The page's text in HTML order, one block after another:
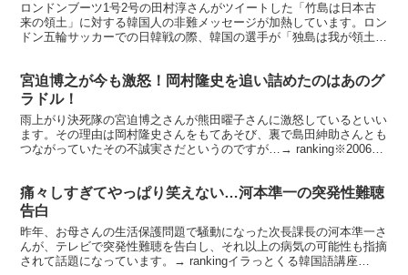
ロンドンブーツ1号2号の田村淳さんがツイートした「竹島は日本古
来の領土」に対する韓国人の非難メッセージが加熱しています。ロン
ドン五輪サッカーでの日韓戦の際、韓国の選手が「独島は我が領土」
宮迫博之が今も激怒！岡村隆史を追い詰めたのはあのグ
ラドル！
雨上がり決死隊の宮迫博之さんが熊田曜子さんに激怒しているといい
ます。その理由は岡村隆史さんをもてあそび、裏で島田紳助さんとも
つながっていたその不誠実さだというのですが…→ ranking※2006年
痛々しすぎてやっぱり笑えない…河本準一の突発性難聴
告白
昨年、お母さんの生活保護問題で騒動になった次長課長の河本準一さ
んが、テレビで突発性難聴を告白し、それ以上の病気の可能性も指摘
されて話題になっています。→ rankingイラっとくる韓国語講座